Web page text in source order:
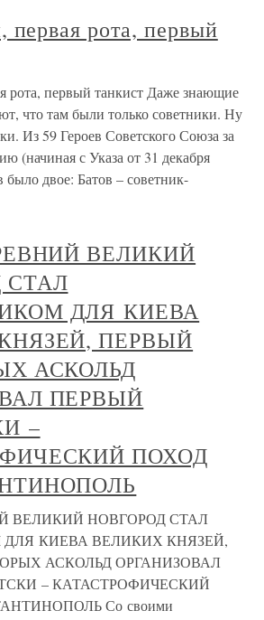
рота, первый
рота, первый танкист Даже знающие
что там были только советники. Ну
Из 59 Героев Советского Союза за
(начиная с Указа от 31 декабря
было двое: Батов – советник-
ВЕЛИКИЙ
СТАЛ
ДЛЯ КИЕВА
ПЕРВЫЙ
АСКОЛЬД
ПЕРВЫЙ
–
ПОХОД
ВЕЛИКИЙ НОВГОРОД СТАЛ
КИЕВА ВЕЛИКИХ КНЯЗЕЙ,
АСКОЛЬД ОРГАНИЗОВАЛ
– КАТАСТРОФИЧЕСКИЙ
Со своими